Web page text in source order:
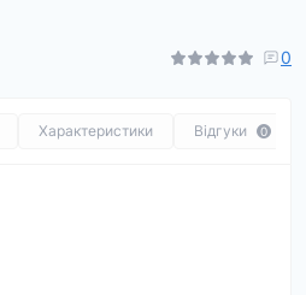
0
Характеристики Відгуки 0